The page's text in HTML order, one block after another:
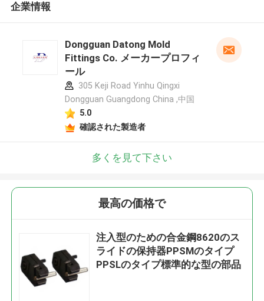
企業情報
Dongguan Datong Mold
Fittings Co. メーカープロフィ
ール
305 Keji Road Yinhu Qingxi
Dongguan Guangdong China ,中国
5.0
確認された製造者
多くを見て下さい
最高の価格で
注入型のための合金鋼8620のス
ライドの保持器PPSMのタイプ
PPSLのタイプ標準的な型の部品